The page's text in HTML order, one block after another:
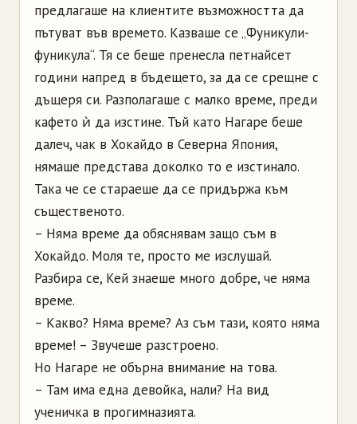
предлагаше на клиентите възможността да
пътуват във времето. Казваше се „Фуникули-
фуникула“. Тя се беше пренесла петнайсет
години напред в бъдещето, за да се срещне с
дъщеря си. Разполагаше с малко време, преди
кафето ѝ да изстине. Тъй като Нагаре беше
далеч, чак в Хокайдо в Северна Япония,
нямаше представа доколко то е изстинало.
Така че се стараеше да се придържа към
същественото.
– Няма време да обяснявам защо съм в
Хокайдо. Моля те, просто ме изслушай.
Разбира се, Кей знаеше много добре, че няма
време.
– Какво? Няма време? Аз съм тази, която няма
време! – Звучеше разстроено.
Но Нагаре не обърна внимание на това.
– Там има една девойка, нали? На вид
ученичка в прогимназията.